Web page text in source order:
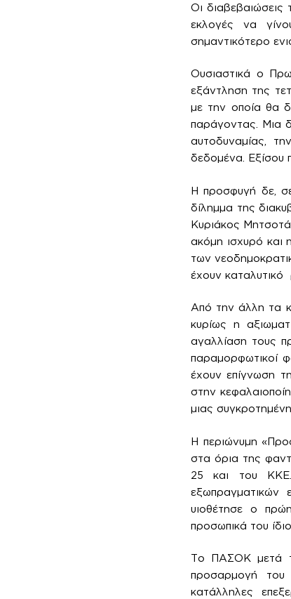
Οι
εκλογές να
σημαντικότερο
Ουσιαστικά ο
εξάντληση της
με την οποία θα
παράγοντας. Μια
αυτοδυναμίας,
δεδομένα. Εξίσου
Η προσφυγή δε,
δίλημμα της
Κυριάκος
ακόμη ισχυρό και
των
έχουν καταλυτικό
Από την άλλη τα
κυρίως η
αγαλλίαση τους
παραμορφωτικοί
έχουν επίγνωση
στην
μιας
Η περιώνυμη
στα όρια της
25 και του
υιοθέτησε ο
προσωπικά του
Το ΠΑΣΟΚ μετά
προσαρμογή του
κατάλληλες